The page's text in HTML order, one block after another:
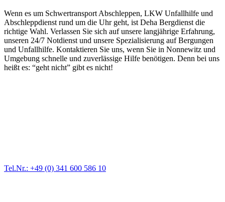
Wenn es um Schwertransport Abschleppen, LKW Unfallhilfe und
Abschleppdienst rund um die Uhr geht, ist Deha Bergdienst die
richtige Wahl. Verlassen Sie sich auf unsere langjährige Erfahrung,
unseren 24/7 Notdienst und unsere Spezialisierung auf Bergungen
und Unfallhilfe. Kontaktieren Sie uns, wenn Sie in Nonnewitz und
Umgebung schnelle und zuverlässige Hilfe benötigen. Denn bei uns
heißt es: “geht nicht” gibt es nicht!
Tel.Nr.: +49 (0) 341 600 586 10